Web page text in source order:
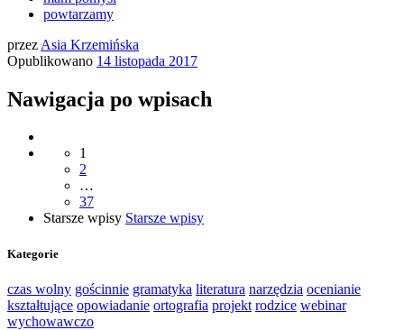
powtarzamy
przez Asia Krzemińska
Opublikowano 14 listopada 2017
Nawigacja po wpisach
1
2
…
37
Starsze wpisy Starsze wpisy
Kategorie
czas wolny gościnnie gramatyka literatura narzędzia ocenianie
kształtujące opowiadanie ortografia projekt rodzice webinar
wychowawczo